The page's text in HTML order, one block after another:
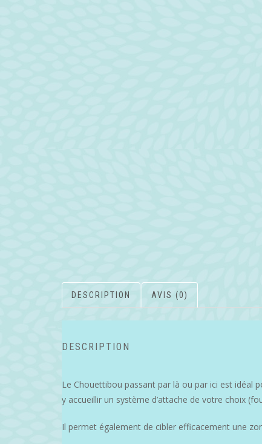
DESCRIPTION AVIS (0)
DESCRIPTION
Le Chouettibou passant par là ou par ici est idéal
y accueillir un système d’attache de votre choix
Il permet également de cibler efficacement une